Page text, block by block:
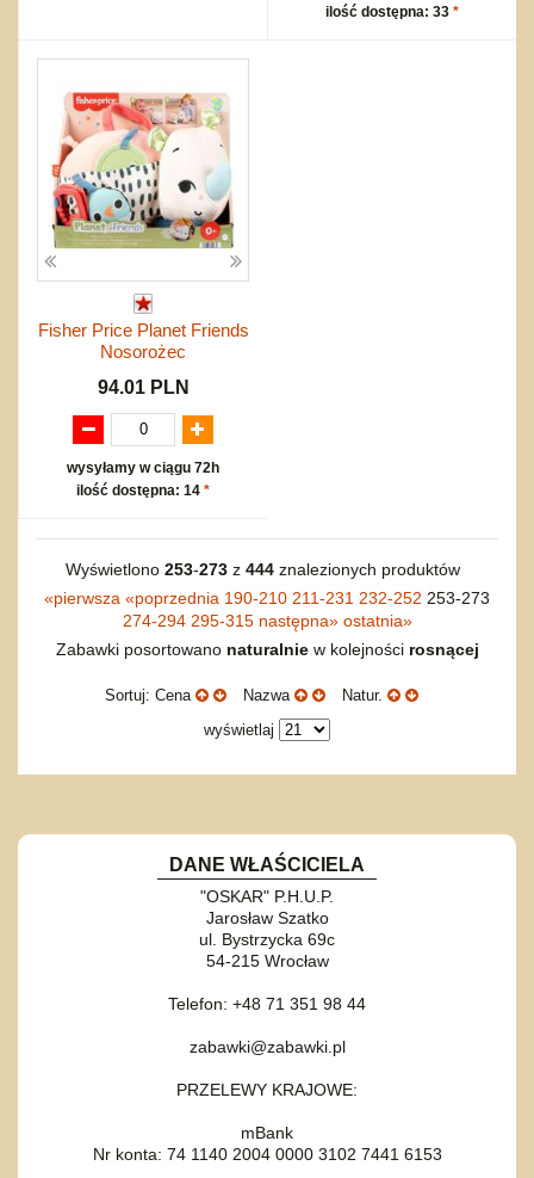
ilość dostępna: 33 *
Fisher Price Planet Friends
Nosorożec
94.01 PLN
wysyłamy w ciągu 72h
ilość dostępna: 14 *
Wyświetlono 253-273z 444znalezionych produktów
«pierwsza «poprzednia 190-210 211-231 232-252 253-273
274-294 295-315 następna» ostatnia»
Zabawki posortowano naturalniew kolejności rosnącej
Sortuj: Cena Nazwa
Natur.
wyświetlaj
DANE WŁAŚCICIELA
"OSKAR" P.H.U.P.
Jarosław Szatko
ul. Bystrzycka 69c
54-215 Wrocław
Telefon: +48 71 351 98 44
zabawki@zabawki.pl
PRZELEWY KRAJOWE:
mBank
Nr konta: 74 1140 2004 0000 3102 7441 6153